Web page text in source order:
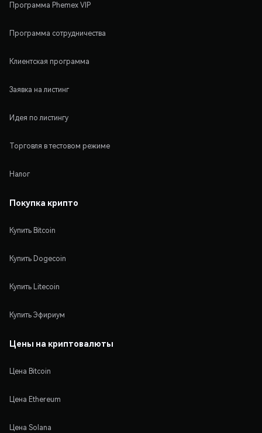
Программа Phemex VIP
Программа сотрудничества
Клиентская программа
Заявка на листинг
Идея по листингу
Торговля в тестовом режиме
Налог
Покупка крипто
Купить Bitcoin
Купить Dogecoin
Купить Litecoin
Купить Эфириум
Цены на криптовалюты
Цена Bitcoin
Цена Ethereum
Цена Solana